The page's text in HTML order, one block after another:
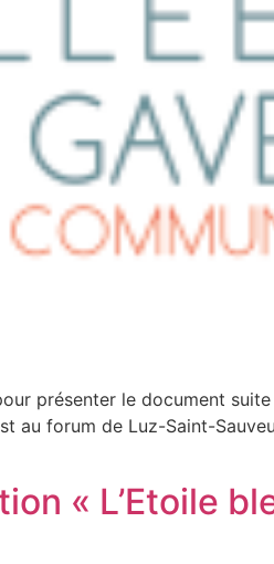
présenter le document
au forum de Luz-Saint-
« L’Etoile